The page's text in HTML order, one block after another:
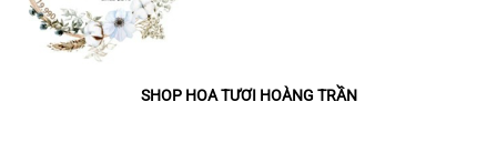
SHOP HOA TƯƠI HOÀNG TRẦN